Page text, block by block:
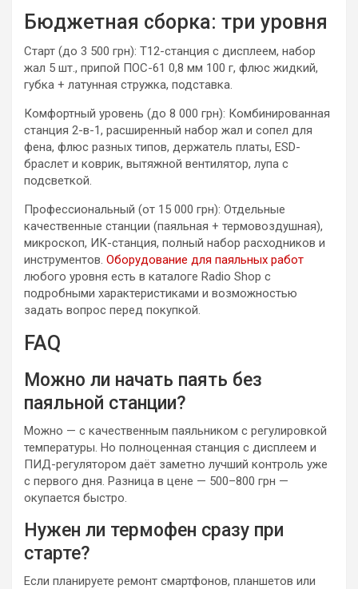
Бюджетная сборка: три уровня
Старт (до 3 500 грн): T12-станция с дисплеем, набор
жал 5 шт., припой ПОС-61 0,8 мм 100 г, флюс жидкий,
губка + латунная стружка, подставка.
Комфортный уровень (до 8 000 грн): Комбинированная
станция 2-в-1, расширенный набор жал и сопел для
фена, флюс разных типов, держатель платы, ESD-
браслет и коврик, вытяжной вентилятор, лупа с
подсветкой.
Профессиональный (от 15 000 грн): Отдельные
качественные станции (паяльная + термовоздушная),
микроскоп, ИК-станция, полный набор расходников и
инструментов. Оборудование для паяльных работ
любого уровня есть в каталоге Radio Shop с
подробными характеристиками и возможностью
задать вопрос перед покупкой.
FAQ
Можно ли начать паять без
паяльной станции?
Можно — с качественным паяльником с регулировкой
температуры. Но полноценная станция с дисплеем и
ПИД-регулятором даёт заметно лучший контроль уже
с первого дня. Разница в цене — 500–800 грн —
окупается быстро.
Нужен ли термофен сразу при
старте?
Если планируете ремонт смартфонов, планшетов или